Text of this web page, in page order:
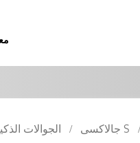
الجوالات جالاكسى S